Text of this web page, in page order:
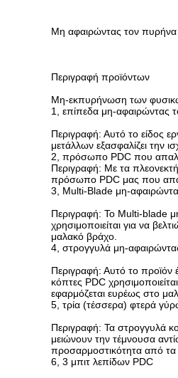
Μη αφαιρώντας τον πυρήνα
Περιγραφή προϊόντων
Μη-εκπυρήνωση των
1, επίπεδα μη-αφαιρώντας
Περιγραφή: Αυτό το είδος
μετάλλων εξασφαλίζει την
2, πρόσωπο PDC που
Περιγραφή: Με τα
πρόσωπο PDC μας που
3, Multi-Blade μη-
Περιγραφή: Το Multi-blade
χρησιμοποιείται για να
μαλακό βράχο.
4, στρογγυλά μη-
Περιγραφή: Αυτό το προϊόν
κόπτες PDC
εφαρμόζεται ευρέως στο
5, τρία (τέσσερα) φτερά
Περιγραφή: Τα στρογγυλά
μειώνουν την τέμνουσα
προσαρμοστικότητα από τα
6, 3 μπιτ λεπίδων PDC